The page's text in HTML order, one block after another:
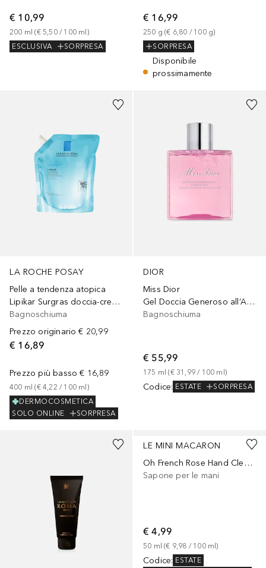
€ 10,99
200 ml (€ 5,50 / 100 ml)
ESCLUSIVA
SORPRESA
€ 16,99
250 g (€ 6,80 / 100 g)
SORPRESA
Disponibile
prossimamente
LA ROCHE POSAY
Pelle a tendenza atopica
Lipikar Surgras doccia-crema detergente relipidante anti-secchezza
Bagnoschiuma
Prezzo originario € 20,99
€ 16,89
Prezzo più basso € 16,89
400 ml (€ 4,22 / 100 ml)
DERMOCOSMETICA
SOLO ONLINE
SORPRESA
DIOR
Miss Dior
Gel Doccia Generoso all’Acqua di Rosa
Bagnoschiuma
€ 55,99
175 ml (€ 31,99 / 100 ml)
Codice: ESTATE SORPRESA
LE MINI MACARON
Oh French Rose Hand Cleansing Spray
Sapone per le mani
€ 4,99
50 ml (€ 9,98 / 100 ml)
Codice: ESTATE